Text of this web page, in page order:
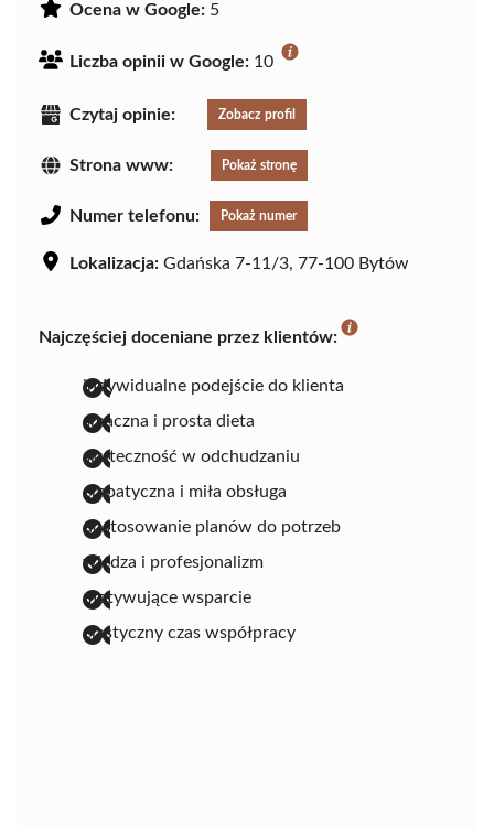
Ocena w Google: 5
Liczba opinii w Google: 10
Czytaj opinie: Zobacz profil
Strona www: Pokaż stronę
Numer telefonu: Pokaż numer
Lokalizacja: Gdańska 7-11/3, 77-100 Bytów
Najczęściej doceniane przez klientów:
indywidualne podejście do klienta
smaczna i prosta dieta
skuteczność w odchudzaniu
empatyczna i miła obsługa
dostosowanie planów do potrzeb
wiedza i profesjonalizm
motywujące wsparcie
elastyczny czas współpracy